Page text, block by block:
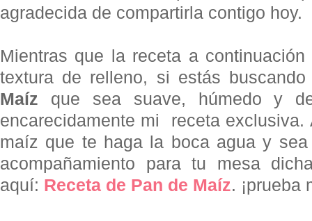
agradecida de compartirla contigo hoy.
Mientras que la receta a
textura de relleno, si estás
Maíz que sea suave, húmedo y
encarecidamente mi receta exclusiva.
maíz que te haga la boca agua y
acompañamiento para tu mesa
aquí: Receta de Pan de Maíz. ¡prueba